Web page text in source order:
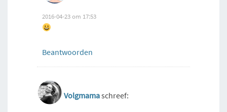
2016-04-23 om 17:53
Beantwoorden
Volgmamaschreef: